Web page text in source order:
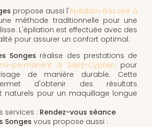
propose aussi l'épilation à la cire à
méthode traditionnelle pour une
L'épilation est effectuée avec des
pour assurer un confort optimal.
Songes réalise des prestations de
permanent à Saint-Cyprien pour
de manière durable. Cette
d'obtenir des résultats
naturels pour un maquillage longue
services : Rendez-vous séance
Songes vous propose aussi :